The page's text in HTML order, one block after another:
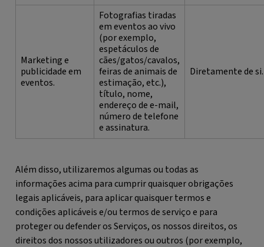
Marketing e
publicidade em
eventos.
Fotografias tiradas
em eventos ao vivo
(por exemplo,
espetáculos de
cães/gatos/cavalos,
feiras de animais de
estimação, etc.),
título, nome,
endereço de e-mail,
número de telefone
e assinatura.
Diretamente de si.
Além disso, utilizaremos algumas ou todas as
informações acima para cumprir quaisquer obrigações
legais aplicáveis, para aplicar quaisquer termos e
condições aplicáveis e/ou termos de serviço e para
proteger ou defender os Serviços, os nossos direitos, os
direitos dos nossos utilizadores ou outros (por exemplo,